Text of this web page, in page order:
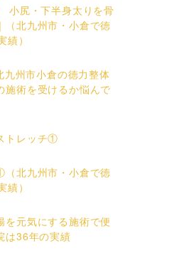
小尻・下半身太りを骨
（北九州市・小倉で徳
）
州市小倉の徳力整体
施術を受けるか悩んで
トレッチ①
北九州市・小倉で徳
）
を元気にする施術で便
は36年の実績